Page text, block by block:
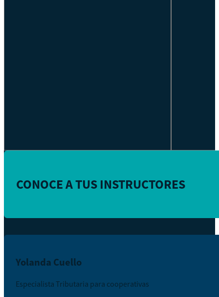
CONOCE A TUS INSTRUCTORES
Yolanda Cuello
Especialista Tributaria para cooperativas